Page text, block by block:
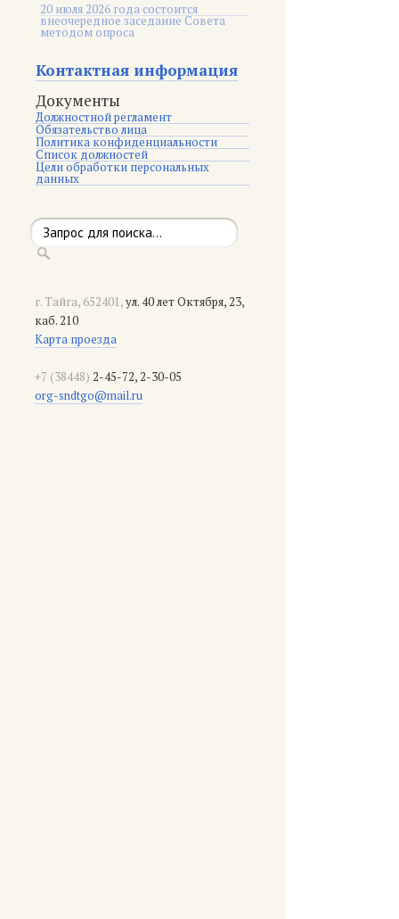
20 июля 2026 года состоится
внеочередное заседание Совета
методом опроса
Контактная информация
Документы
Должностной регламент
Обязательство лица
Политика конфиденциальности
Список должностей
Цели обработки персональных
данных
г. Тайга, 652401,ул. 40 лет Октября, 23,
каб. 210
Карта проезда
+7 (38448) 2-45-72, 2-30-05
org-sndtgo@mail.ru